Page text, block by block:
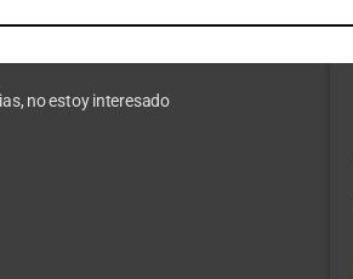
no estoy interesado